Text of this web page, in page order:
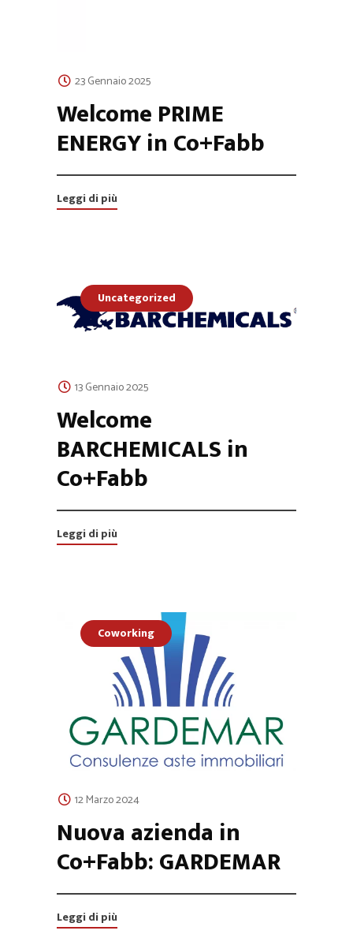
23 Gennaio 2025
Welcome PRIME
ENERGY in Co+Fabb
Leggi di più
Uncategorized
13 Gennaio 2025
Welcome
BARCHEMICALS in
Co+Fabb
Leggi di più
Coworking
12 Marzo 2024
Nuova azienda in
Co+Fabb: GARDEMAR
Leggi di più